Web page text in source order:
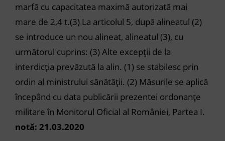
marfă cu capacitatea maximă autorizată mai
mare de 2,4 t.(3) La articolul 5, după alineatul (2)
se introduce un nou alineat, alineatul (3), cu
următorul cuprins: (3)Alte excepții de la
interdicția prevăzută la alin. (1) se stabilesc prin
ordin al ministrului sănătății. (2) Măsurile se aplică
începând cu data publicării prezentei ordonanțe
militare în Monitorul Oficial al României, Partea I.
notă: 21.03.2020